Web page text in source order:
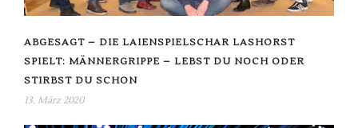
ABGESAGT – DIE LAIENSPIELSCHAR LASHORST
SPIELT: MÄNNERGRIPPE – LEBST DU NOCH ODER
STIRBST DU SCHON
13. März 2020